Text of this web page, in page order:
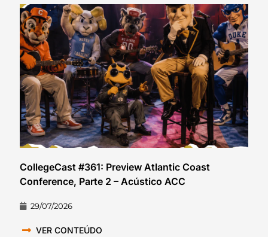
CollegeCast #361: Preview Atlantic Coast
Conference, Parte 2 – Acústico ACC
29/07/2026
VER CONTEÚDO